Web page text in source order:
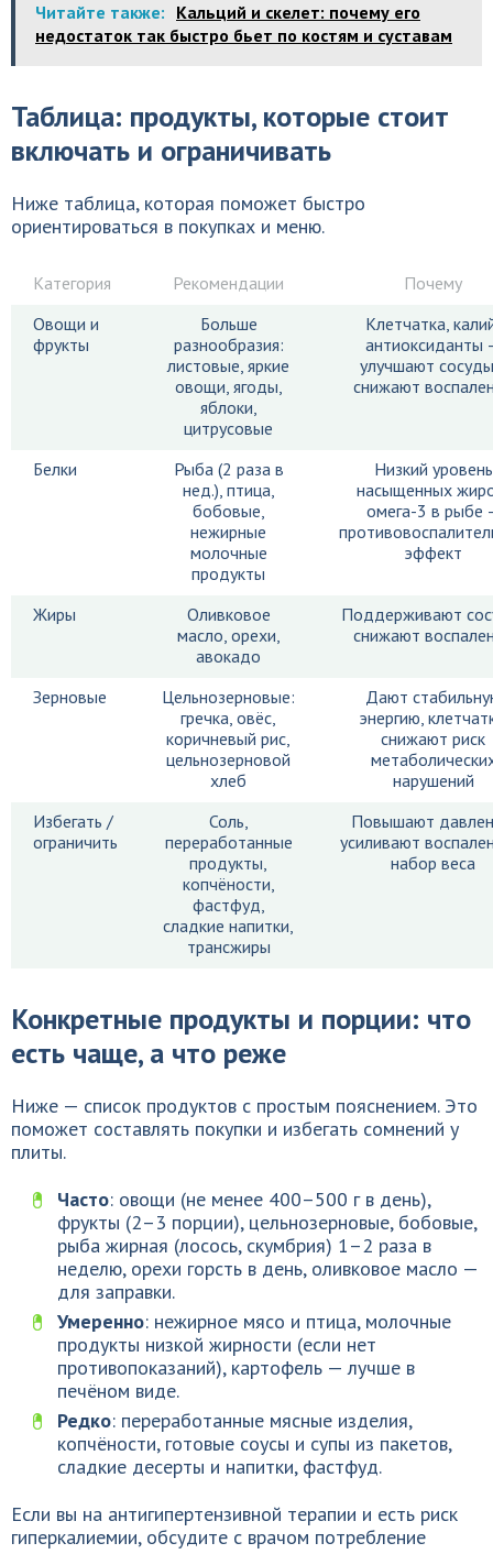
Читайте также: Кальций и скелет: почему его
недостаток так быстро бьет по костям и суставам
Таблица: продукты, которые стоит
включать и ограничивать
Ниже таблица, которая поможет быстро
ориентироваться в покупках и меню.
Категория Рекомендации
Почему
Овощи и
фрукты
Больше
разнообразия:
листовые, яркие
овощи, ягоды,
яблоки,
цитрусовые
Клетчатка,
антиоксиданты
улучшают
снижают
Белки
Рыба (2 раза в
нед.), птица,
бобовые,
нежирные
молочные
продукты
Низкий уровень
насыщенных
омега-3 в рыбе
эффект
Жиры
Оливковое
масло, орехи,
авокадо
Поддерживают
снижают
Зерновые
Цельнозерновые:
гречка, овёс,
коричневый рис,
цельнозерновой
хлеб
Дают
энергию,
снижают риск
нарушений
Избегать /
ограничить
Соль,
переработанные
продукты,
копчёности,
фастфуд,
сладкие напитки,
трансжиры
Повышают
усиливают
набор веса
Конкретные продукты и порции: что
есть чаще, а что реже
Ниже — список продуктов с простым пояснением. Это
поможет составлять покупки и избегать сомнений у
плиты.
Часто: овощи (не менее 400–500 г в день),
фрукты (2–3 порции), цельнозерновые, бобовые,
рыба жирная (лосось, скумбрия) 1–2 раза в
неделю, орехи горсть в день, оливковое масло —
для заправки.
Умеренно: нежирное мясо и птица, молочные
продукты низкой жирности (если нет
противопоказаний), картофель — лучше в
печёном виде.
Редко: переработанные мясные изделия,
копчёности, готовые соусы и супы из пакетов,
сладкие десерты и напитки, фастфуд.
Если вы на антигипертензивной терапии и есть риск
гиперкалиемии, обсудите с врачом потребление